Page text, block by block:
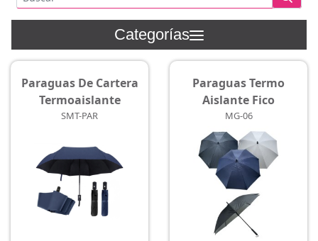
Categorías
Paraguas De Cartera
Termoaislante
SMT-PAR
Paraguas Termo
Aislante Fico
MG-06